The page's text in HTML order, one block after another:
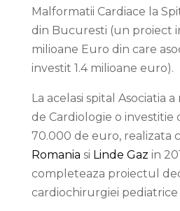
Malformatii Cardiace la
din Bucuresti (un proiect
milioane Euro din care
investit 1.4 milioane euro).
La acelasi spital Asociatia
de Cardiologie o investitie
70.000 de euro, realizata
Romania si Linde Gaz in
completeaza proiectul
cardiochirurgiei